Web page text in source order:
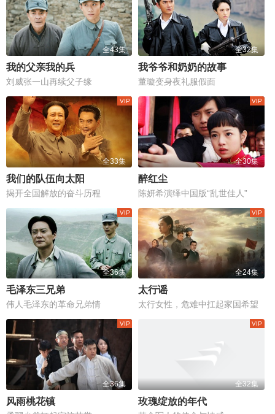
全43集
我的父亲我的兵
刘威张一山再续父子缘
全32集
我爷爷和奶奶的故事
董璇变身夜礼服假面
全33集
我们的队伍向太阳
揭开全国解放的奋斗历程
全30集
醉红尘
陈妍希演绎中国版“乱世佳人”
全36集
毛泽东三兄弟
伟人毛泽东的革命兄弟情
全24集
太行谣
太行女性，危难中扛起家国希望
全36集
风雨桃花镇
全32集
玫瑰绽放的年代